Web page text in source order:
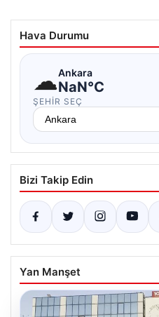
Hava Durumu
☁Ankara
NaN°C
ŞEHIR SEÇ
Bizi Takip Edin
Yan Manşet